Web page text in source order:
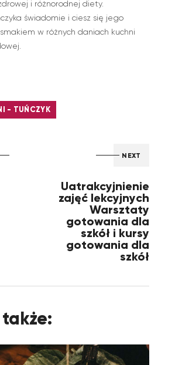
i różnorodnej diety.
świadomie i ciesz się jego
w różnych daniach kuchni
- TUŃCZYK
NEXT
Uatrakcyjnienie
zajęć lekcyjnych
Warsztaty
gotowania dla
szkół i kursy
gotowania dla
szkół